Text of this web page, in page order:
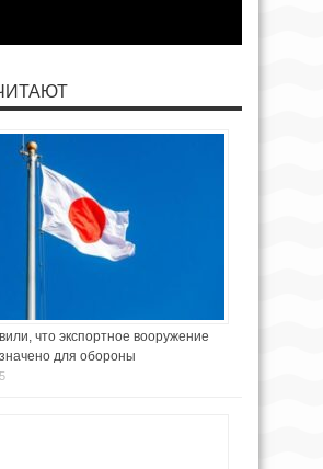
что экспортное вооружение
для обороны